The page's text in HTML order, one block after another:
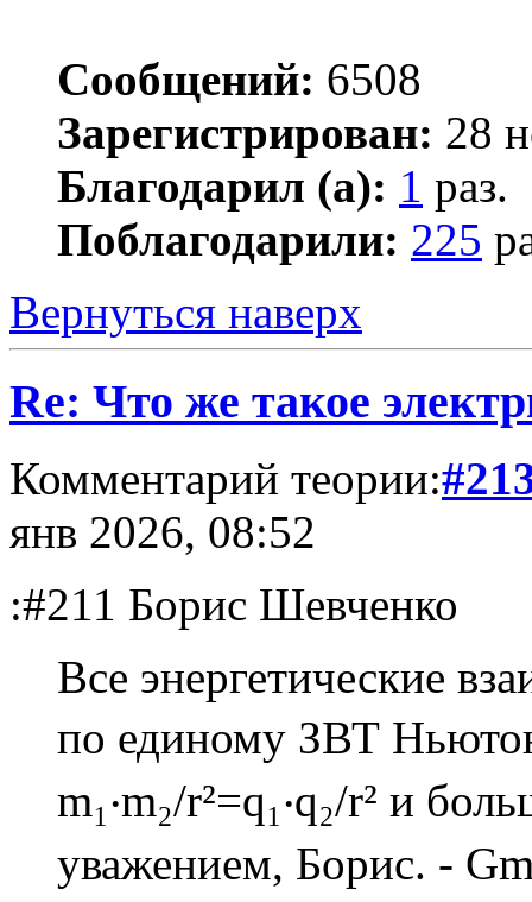
Сообщений: 6508
Зарегистрирован: 28
Благодарил (а): 1 раз.
Поблагодарили: 225
Вернуться наверх
Re: Что же такое
Комментарий теории:
янв 2026, 08:52
:#211 Борис Шевченко
Все энергетические
по единому ЗВТ
m₁‧m₂/r²=q₁‧q₂/r² и
уважением, Борис. -